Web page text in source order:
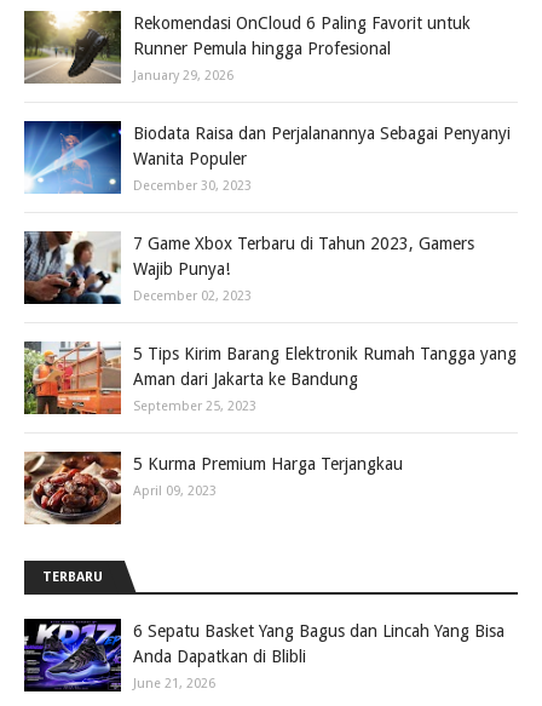
Rekomendasi OnCloud 6 Paling Favorit untuk
Runner Pemula hingga Profesional
January 29, 2026
Biodata Raisa dan Perjalanannya Sebagai Penyanyi
Wanita Populer
December 30, 2023
7 Game Xbox Terbaru di Tahun 2023, Gamers
Wajib Punya!
December 02, 2023
5 Tips Kirim Barang Elektronik Rumah Tangga yang
Aman dari Jakarta ke Bandung
September 25, 2023
5 Kurma Premium Harga Terjangkau
April 09, 2023
TERBARU
6 Sepatu Basket Yang Bagus dan Lincah Yang Bisa
Anda Dapatkan di Blibli
June 21, 2026